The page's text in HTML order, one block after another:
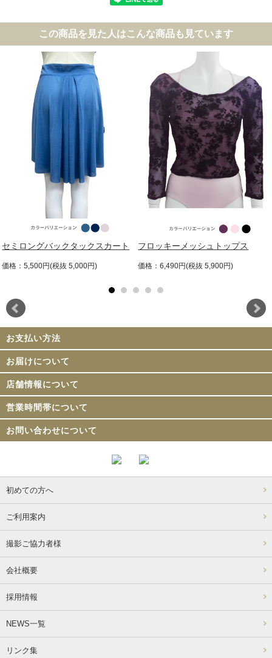
この商品を見た人はこんな商品も見ています
セミロングバックタックスカート
価格：5,500円(税抜 5,000円)
フロッキーメッシュトップス
価格：6,490円(税抜 5,900円)
お支払い方法
お届けについて
店舗情報について
営業時間帯について
お問い合わせについて
初めての方へ
ご利用案内
撮影ご協力者様
会社概要
採用情報
NEWS一覧
リンク集